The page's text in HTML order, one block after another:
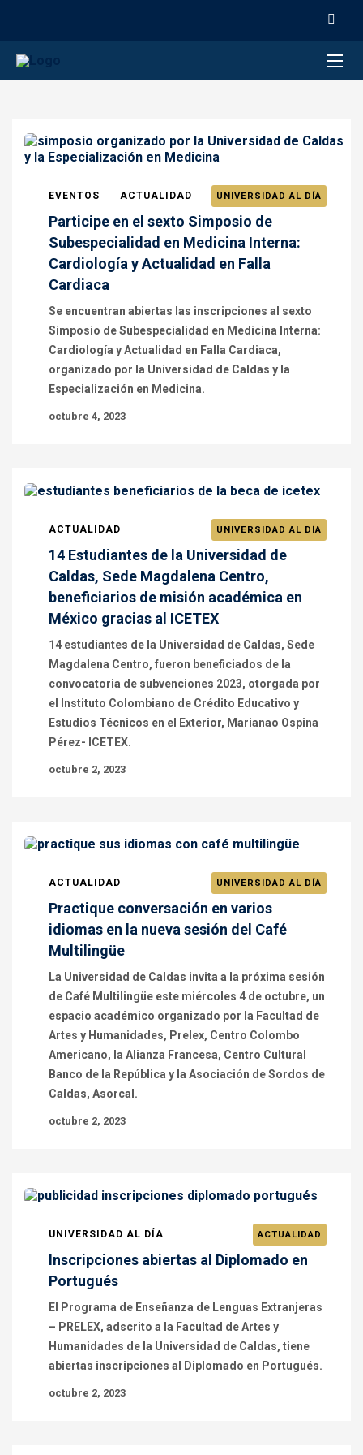
EVENTOS ACTUALIDAD UNIVERSIDAD AL DÍA
Participe en el sexto Simposio de
Subespecialidad en Medicina Interna:
Cardiología y Actualidad en Falla
Cardiaca
Se encuentran abiertas las inscripciones al sexto
Simposio de Subespecialidad en Medicina Interna:
Cardiología y Actualidad en Falla Cardiaca,
organizado por la Universidad de Caldas y la
Especialización en Medicina.
octubre 4, 2023
ACTUALIDAD UNIVERSIDAD AL DÍA
14 Estudiantes de la Universidad de
Caldas, Sede Magdalena Centro,
beneficiarios de misión académica en
México gracias al ICETEX
14 estudiantes de la Universidad de Caldas, Sede
Magdalena Centro, fueron beneficiados de la
convocatoria de subvenciones 2023, otorgada por
el Instituto Colombiano de Crédito Educativo y
Estudios Técnicos en el Exterior, Marianao Ospina
Pérez- ICETEX.
octubre 2, 2023
ACTUALIDAD UNIVERSIDAD AL DÍA
Practique conversación en varios
idiomas en la nueva sesión del Café
Multilingüe
La Universidad de Caldas invita a la próxima sesión
de Café Multilingüe este miércoles 4 de octubre, un
espacio académico organizado por la Facultad de
Artes y Humanidades, Prelex, Centro Colombo
Americano, la Alianza Francesa, Centro Cultural
Banco de la República y la Asociación de Sordos de
Caldas, Asorcal.
octubre 2, 2023
UNIVERSIDAD AL DÍA ACTUALIDAD
Inscripciones abiertas al Diplomado en
Portugués
El Programa de Enseñanza de Lenguas Extranjeras
– PRELEX, adscrito a la Facultad de Artes y
Humanidades de la Universidad de Caldas, tiene
abiertas inscripciones al Diplomado en Portugués.
octubre 2, 2023